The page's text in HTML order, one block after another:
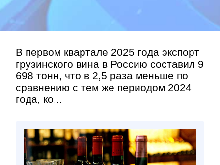
В первом квартале 2025 года экспорт
грузинского вина в Россию составил 9
698 тонн, что в 2,5 раза меньше по
сравнению с тем же периодом 2024
года, ко...